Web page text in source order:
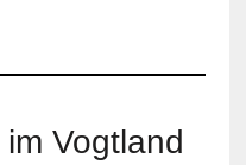
Vogtland